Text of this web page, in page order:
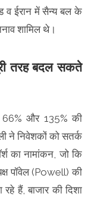
व ईरान में सैन्य बल के
शामिल थे।
तरह बदल सकते
और 135% की
ने निवेशकों को सतर्क
का नामांकन, जो कि
पॉवेल (Powell) की
हैं, बाजार की दिशा